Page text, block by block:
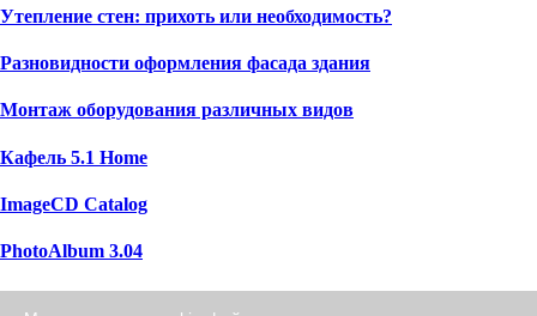
Утепление стен: прихоть или необходимость?
Разновидности оформления фасада здания
Монтаж оборудования различных видов
Кафель 5.1 Home
ImageCD Catalog
PhotoAlbum 3.04